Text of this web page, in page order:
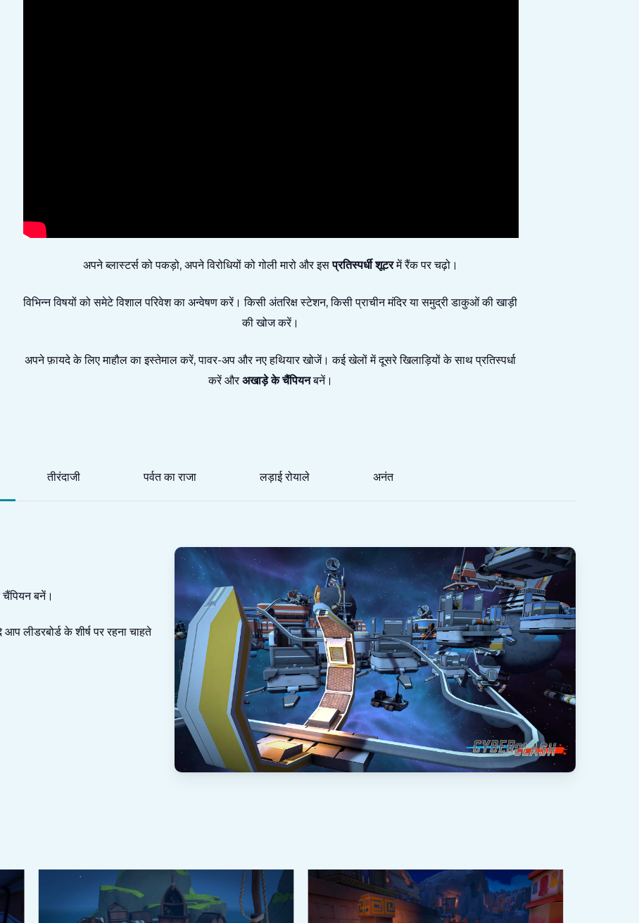
अपने ब्लास्टर्स को पकड़ो, अपने विरोधियों को गोली मारो और इसप्रतिस्पर्धी शूटरमें रैंक पर चढ़ो।
विभिन्न विषयों को समेटे विशाल परिवेश का अन्वेषण करें। किसी अंतरिक्ष स्टेशन, किसी प्राचीन मंदिर या समुद्री डाकुओं की खाड़ी
की खोज करें।
अपने फ़ायदे के लिए माहौल का इस्तेमाल करें, पावर-अप और नए हथियार खोजें। कई खेलों में दूसरे खिलाड़ियों के साथ प्रतिस्पर्धा
करें औरअखाड़े के चैंपियनबनें।
तीरंदाजी पर्वत का राजा लड़ाई रोयाले अनंत
बनें।
लीडरबोर्ड के शीर्ष पर रहना चाहते